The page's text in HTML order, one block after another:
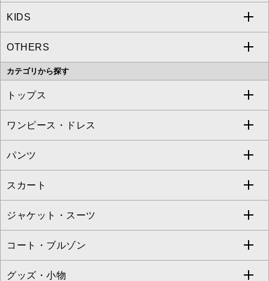
MICHEL KLEIN
MK MICHEL KLEIN
OFUON le MK
a.v.v
MICHEL KLEIN HOMME
MK MICHEL KLEIN HOMME
KIDS
a.v.v
OTHERS
MK MICHEL KLEIN BAG
カテゴリから探す
トップス
すべてのトップス
カットソー・Tシャツ
ブラウス・シャツ
ニット・セーター
カーディガン
アンサンブルセット
ワンピース・ドレス
すべてのワンピース・ドレス
ワンピース
ドレス
チュニック
ジャンパースカート
パンツ
すべてのパンツ
フルレングスパンツ
クロップド・半端丈パンツ
ガウチョ・ワイドパンツ
スカート
すべてのスカート
ロング・マキシ丈スカート
ひざ丈スカート
ジャケット・スーツ
すべてのジャケット・スーツ
テーラードジャケット
コート・ブルゾン
すべてのコート・ブルゾン
グッズ・小物